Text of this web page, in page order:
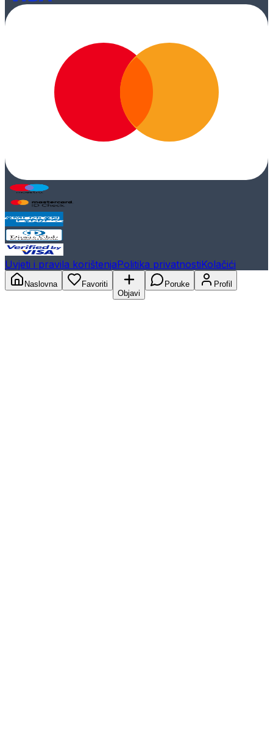
Uvjeti i pravila korištenjaPolitika privatnostiKolačići
Naslovna
Favoriti
Objavi
Poruke Profil